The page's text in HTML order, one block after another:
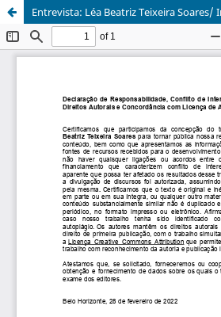
Entrevista: Léa Beatriz Teixeira Soares/